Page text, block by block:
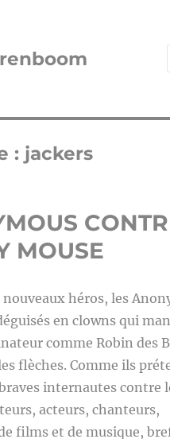
: jackers
MOUSE
héros, les
en clowns qui
comme Robin des
flèches. Comme ils
internautes contre
acteurs, chanteurs,
films et de musique,